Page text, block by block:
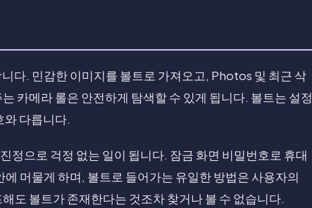
다. 민감한 이미지를 볼트로 가져오고, Photos 및 최근 삭
카메라 롤은 안전하게 탐색할 수 있게 됩니다. 볼트는 설정
와 다릅니다.
으로 걱정 없는 일이 됩니다. 잠금 화면 비밀번호로 휴대
머물게 하며, 볼트로 들어가는 유일한 방법은 사용자의
도 볼트가 존재한다는 것조차 찾거나 볼 수 없습니다.